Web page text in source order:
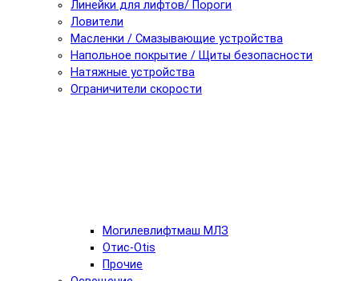
Линейки для лифтов/ Пороги
Ловители
Масленки / Смазывающие устройства
Напольное покрытие / Щиты безопасности
Натяжные устройства
Ограничители скорости
Могилевлифтмаш МЛЗ
Отис-Otis
Прочие